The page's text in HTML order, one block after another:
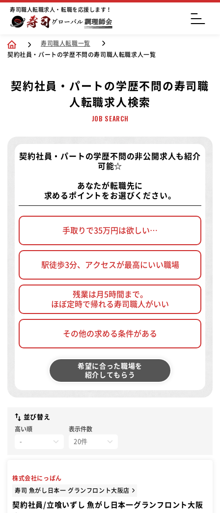
寿司職人転職求人・転職を応援します！
寿司職人転職一覧
契約社員・パートの学歴不問の寿司職人転職求人一覧
契約社員・パートの学歴不問の寿司職
人転職求人検索
JOB SEARCH
契約社員・パートの学歴不問の非公開求人 も紹介
可能☆
あなたが転職先に
求めるポイントをお選びください。
手取りで35万円は欲しい…
駅徒歩3分、アクセスが最高にいい職場
残業は月5時間まで。
ほぼ定時で帰れる寿司職人がいい
その他の求める条件がある
希望に合った職場を
紹介してもらう
並び替え
高い順 表示件数
株式会社にっぱん
寿司 魚がし日本一 グランフロント大阪店
契約社員/立喰いずし 魚がし日本一グランフロント大阪